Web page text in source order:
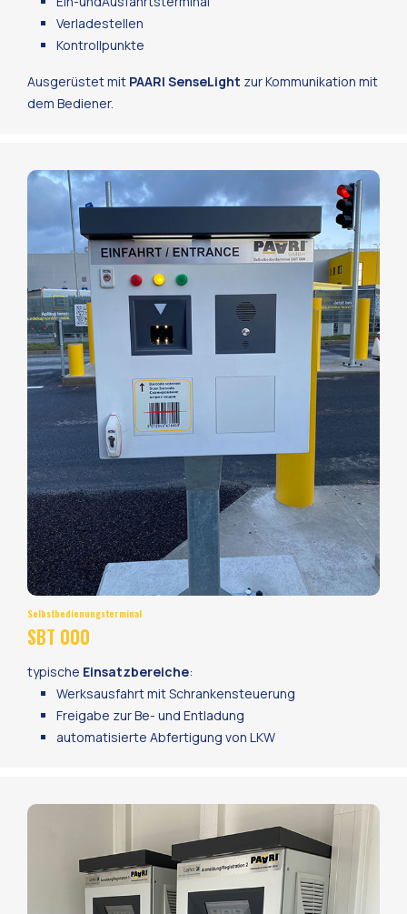
Verladestellen
Kontrollpunkte
Ausgerüstet mit PAARI SenseLight zur Kommunikation mit
dem Bediener.
Selbstbedienungsterminal
SBT 000
typische Einsatzbereiche:
Werksausfahrt mit Schrankensteuerung
Freigabe zur Be- und Entladung
automatisierte Abfertigung von LKW